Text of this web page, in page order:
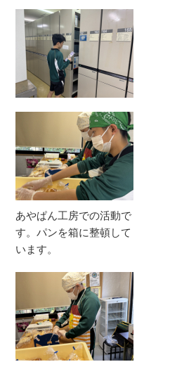
あやぱん工房での活動で
す。パンを箱に整頓して
います。